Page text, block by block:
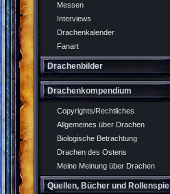
Messen
Interviews
Drachenkalender
Fanart
Drachenbilder
Drachenkompendium
Copyrights/Rechtliches
Allgemeines über Drachen
Biologische Betrachtung
Drachen des Ostens
Meine Meinung über Drachen
Quellen, Bücher und Rollenspiel